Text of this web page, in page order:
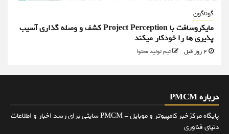
گوناگون
مایکروسافت با Project Perception کشف و وصله گذاری آسیب
پذیری ها را خودکار میکند
تیم تولید محتوا
درباره PMCM
پایگاه مرکزخبر کامپیوتر و موبایل - PMCM سایتی برای رسد اخبار و اطلاعات
دنیای فناوری